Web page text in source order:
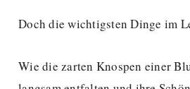
Doch die wichtigsten Dinge im
Wie die zarten Knospen einer